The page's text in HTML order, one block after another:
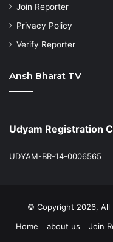
Join Reporter
Privacy Policy
Verify Reporter
Ansh Bharat TV
Udyam Registration
UDYAM-BR-14-0006565
© Copyright 2026, All
Home
about us Join